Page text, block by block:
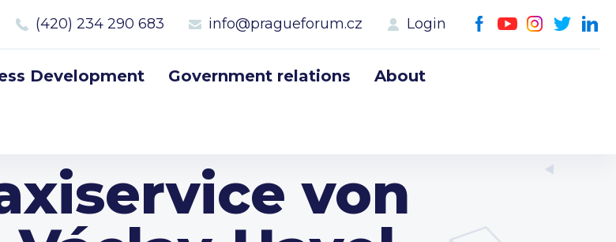
(420) 234 290 683 info@pragueforum.cz Login
Development Government relations About
von